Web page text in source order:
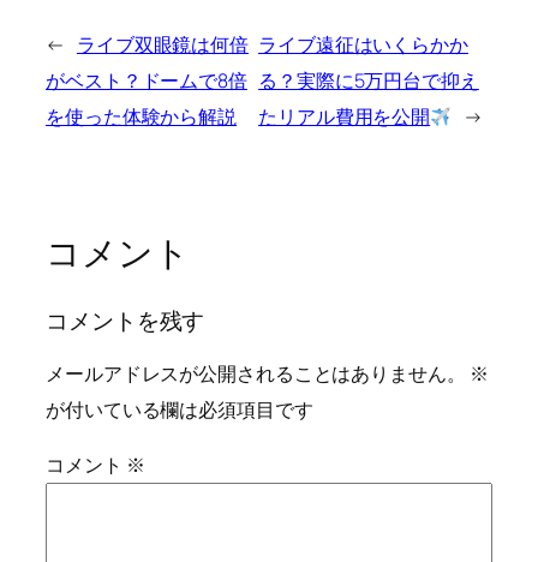
← ライブ双眼鏡は何倍
がベスト？ドームで8倍
を使った体験から解説
ライブ遠征はいくらかか
る？実際に5万円台で抑え
たリアル費用を公開
→
コメント
コメントを残す
メールアドレスが公開されることはありません。
※
が付いている欄は必須項目です
コメント ※